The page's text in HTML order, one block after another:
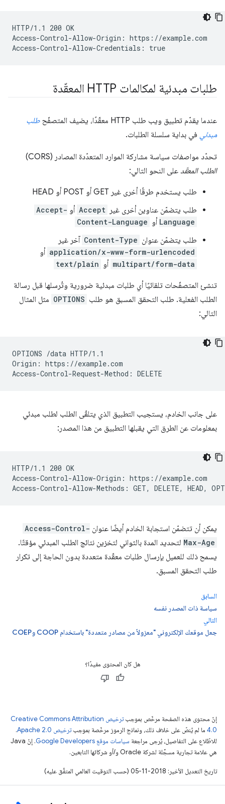
HTTP/1.1 200 OK
Access-Control-Allow-Origin: https://example.com
طلبات مبدئية لمكالمات HTTP المعقّدة
عندما يقدّم تطبيق ويب طلب HTTP معقّدًا، يضيف المتصفّح
طلب
مبدئي في بداية سلسلة الطلبات.
تحدّد مواصفات سياسة مشاركة الموارد المتعدّدة المصادر (CORS)
الطلب المعقّد على النحو التالي:
طلب يستخدم طرقًا أخرى غير GET أو POST أو HEAD
طلب يتضمّن عناوين أخرى غير
Accept أو Accept-
Language أو Content-Language
طلب يتضمّن عنوان Content-Type آخر غير
application/x-www-form-urlencoded أو
multipart/form-data أو text/plain
تنشئ المتصفّحات تلقائيًا أي طلبات مبدئية ضرورية وتُرسلها قبل رسالة
الطلب الفعلية. طلب التحقق المسبق هو طلب OPTIONS مثل المثال
التالي:
OPTIONS /data HTTP/1.1
Origin: https://example.com
على جانب الخادم، يستجيب التطبيق الذي يتلقّى الطلب لطلب مبدئي
بمعلومات عن الطرق التي يقبلها التطبيق من هذا المصدر:
HTTP/1.1 200 OK
Access-Control-Allow-Origin: https://example.com
يمكن أن تتضمّن استجابة الخادم أيضًا عنوان Access-Control-
Max-Age لتحديد المدة بالثواني لتخزين نتائج الطلب المبدئي مؤقتًا.
يسمح ذلك للعميل بإرسال طلبات معقّدة متعددة بدون الحاجة إلى تكرار
طلب التحقق المسبق.
السابق
سياسة ذات المصدر نفسه
التالي
جعل موقعك الإلكتروني "معزولاً من مصادر متعددة" باستخدام COOP وCOEP
هل كان المحتوى مفيدًا؟
إنّ محتوى هذه الصفحة مرخّص بموجب
ترخيص Creative Commons Attribution
4.0‏ ما لم يُنصّ على خلاف ذلك، ونماذج الرموز مرخّصة بموجبترخيص Apache 2.0‏
.
للاطّلاع على التفاصيل، يُرجى مراجعة سياسات موقع Google Developers‏
. إنّ Java
هي علامة تجارية مسجَّلة لشركة Oracle و/أو شركائها التابعين.
تاريخ التعديل الأخير: 2018-11-05 (حسب التوقيت العالمي المتفَّق عليه)